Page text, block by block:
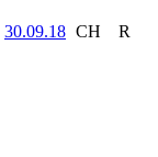
30.09.18 CH R